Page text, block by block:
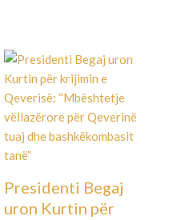
Presidenti Begaj
uron Kurtin për